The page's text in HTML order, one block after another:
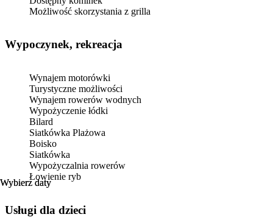
Wybierz daty
Wybierz daty
Możliwość skorzystania z grilla
Wypoczynek, rekreacja
Wynajem motorówki
Turystyczne możliwości
Wynajem rowerów wodnych
Wypożyczenie łódki
Bilard
Siatkówka Plażowa
Boisko
Siatkówka
Wypożyczalnia rowerów
Łowienie ryb
usługi dla dzieci